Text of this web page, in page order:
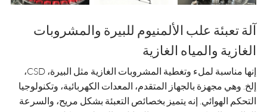
آلة تعبئة علب الألمنيوم للبيرة والمشروبات
الغازية والمياه الغازية
إنها مناسبة لملء وتغطية المشروبات الغازية مثل البيرة، CSD،
إلخ. وهي مجهزة بالجهاز المتقدم، المعدات الكهربائية، وتكنولوجيا
التحكم الهوائي. إنه يتميز بخصائص التعبئة بشكل مريح، والسرعة